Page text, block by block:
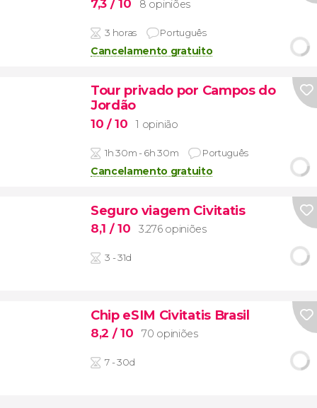
7,3 / 10 8 opiniões
3 horas Português
Cancelamento gratuito
Tour privado por Campos do
Jordão
10 / 10 1 opinião
1h 30m - 6h 30m Português
Cancelamento gratuito
Seguro viagem Civitatis
8,1 / 10 3.276 opiniões
3 - 31d
Chip eSIM Civitatis Brasil
8,2 / 10 70 opiniões
7 - 30d